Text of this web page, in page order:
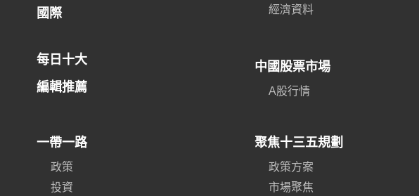
國際
每日十大
編輯推薦
經濟資料
中國股票市場
A股行情
一帶一路
政策
投資
聚焦十三五規劃
政策方案
市場聚焦